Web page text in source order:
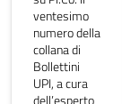
ventesimo
numero della
collana di
Bollettini
UPI, a cura
dell’esperto